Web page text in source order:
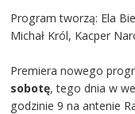
Program tworzą: Ela
Michał Król, Kacper
Premiera nowego
sobotę, tego dnia w
godzinie 9 na antenie